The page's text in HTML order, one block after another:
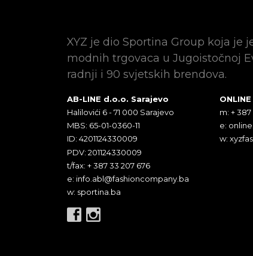
XYZ je dio Sportina Group koja je
modnih trgovaca u Jugoistočnoj
radnji i 90 svjetskih brendova.
AB-LINE d.o.o. Sarajevo
Halilovići 6 - 71 000 Sarajevo
MBS: 65-01-0360-11
ID: 4201124330009
PDV: 201124330009
t/fax: + 387 33 207 676
e: info.abl@fashioncompany.ba
w: sportina.ba
m: + 387
e:
w: